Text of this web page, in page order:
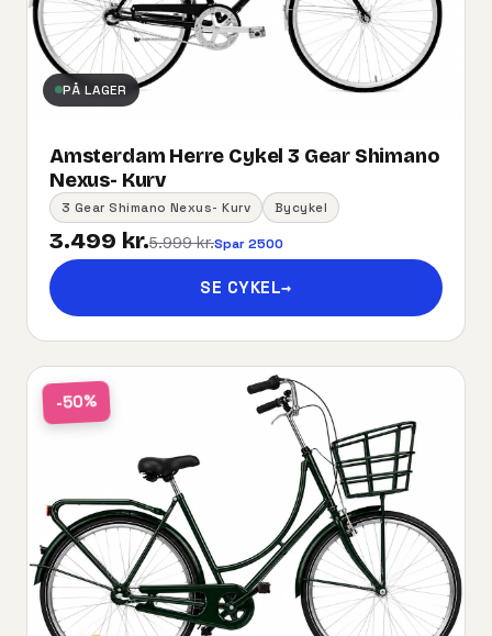
PÅ LAGER
Amsterdam Herre Cykel 3 Gear Shimano
Nexus- Kurv
3 Gear Shimano Nexus- Kurv Bycykel
3.499 kr.5.999 kr.Spar 2500
SE CYKEL→
-50%